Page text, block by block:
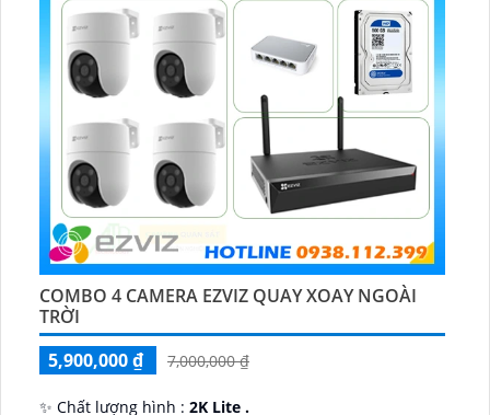
COMBO 4 CAMERA EZVIZ QUAY XOAY NGOÀI
TRỜI
5,900,000 ₫
7,000,000 ₫
✨ Chất lượng hình : 2K Lite .